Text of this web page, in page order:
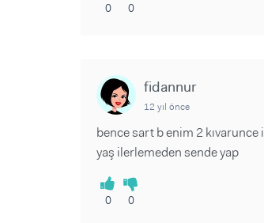
0 0
fidannur
12 yıl önce
bence sart b enim 2 kıvarunce
yaş ilerlemeden sende yap
0 0